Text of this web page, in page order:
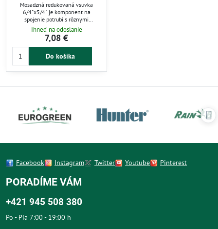
Mosadzná redukovaná vsuvka
6/4"x5/4" je komponent na
spojenie potrubí s rôznymi
priemermi. Vďaka odolnej mosadzi
zabezpečuje pevné, korózii odolné a
tesné spoje. Vhodná pre vodovodné,
vykurovacie aj priemyselné
systémy. Uľahčuje montáž a
závlahových a technických
Ihneď na odoslanie
7,08 €
Do košíka
Facebook Instagram Twitter Youtube Pinterest
PORADÍME VÁM
+421 945 508 380
Po - Pia 7:00 - 19:00 h